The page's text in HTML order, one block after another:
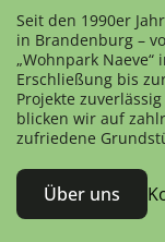
Seit den 1990er
in Brandenburg –
„Wohnpark
Erschließung bis
Projekte
blicken wir auf
zufriedene
Über uns